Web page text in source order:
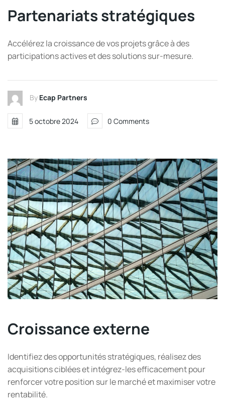
Partenariats stratégiques
Accélérez la croissance de vos projets grâce à des
participations actives et des solutions sur-mesure.
By Ecap Partners
5 octobre 2024 0 Comments
Croissance externe
Identifiez des opportunités stratégiques, réalisez des
acquisitions ciblées et intégrez-les efficacement pour
renforcer votre position sur le marché et maximiser votre
rentabilité.